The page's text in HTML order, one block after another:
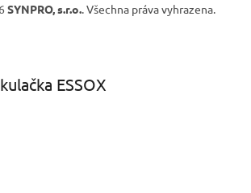
SYNPRO, s.r.o.. Všechna práva vyhrazena.
ESSOX